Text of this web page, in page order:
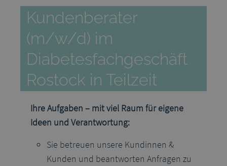
Kundenberater
(m/w/d) im
Diabetesfachgeschäft
Rostock in Teilzeit
Ihre Aufgaben – mit viel Raum für eigene
Ideen und Verantwortung:
Sie betreuen unsere Kundinnen &
Kunden und beantworten Anfragen zu